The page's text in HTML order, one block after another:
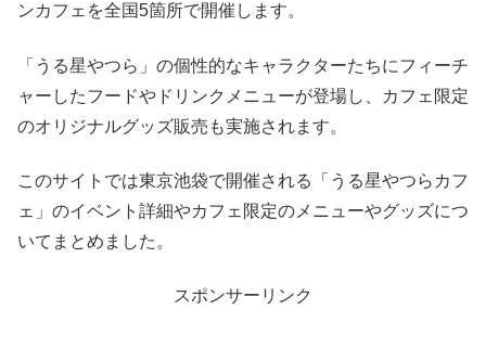
ンカフェを全国5箇所で開催します。
「うる星やつら」の個性的なキャラクターたちにフィーチ
ャーしたフードやドリンクメニューが登場し、カフェ限定
のオリジナルグッズ販売も実施されます。
このサイトでは東京池袋で開催される「うる星やつらカフ
ェ」のイベント詳細やカフェ限定のメニューやグッズにつ
いてまとめました。
スポンサーリンク